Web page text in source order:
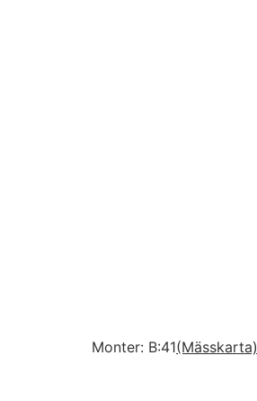
Monter: B:41(Mässkarta)